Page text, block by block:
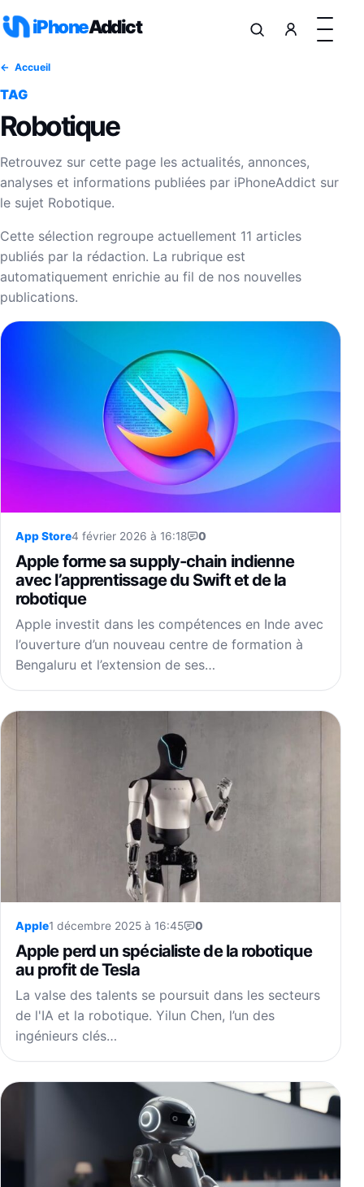
iPhoneAddict
Accueil
TAG
Robotique
Retrouvez sur cette page les actualités, annonces,
analyses et informations publiées par iPhoneAddict sur
le sujet Robotique.
Cette sélection regroupe actuellement 11 articles
publiés par la rédaction. La rubrique est
automatiquement enrichie au fil de nos nouvelles
publications.
App Store4 février 2026 à 16:18 0
Apple forme sa supply-chain indienne
avec l’apprentissage du Swift et de la
robotique
Apple investit dans les compétences en Inde avec
l’ouverture d’un nouveau centre de formation à
Bengaluru et l’extension de ses…
Apple1 décembre 2025 à 16:45 0
Apple perd un spécialiste de la robotique
au profit de Tesla
La valse des talents se poursuit dans les secteurs
de l'IA et la robotique. Yilun Chen, l’un des
ingénieurs clés…